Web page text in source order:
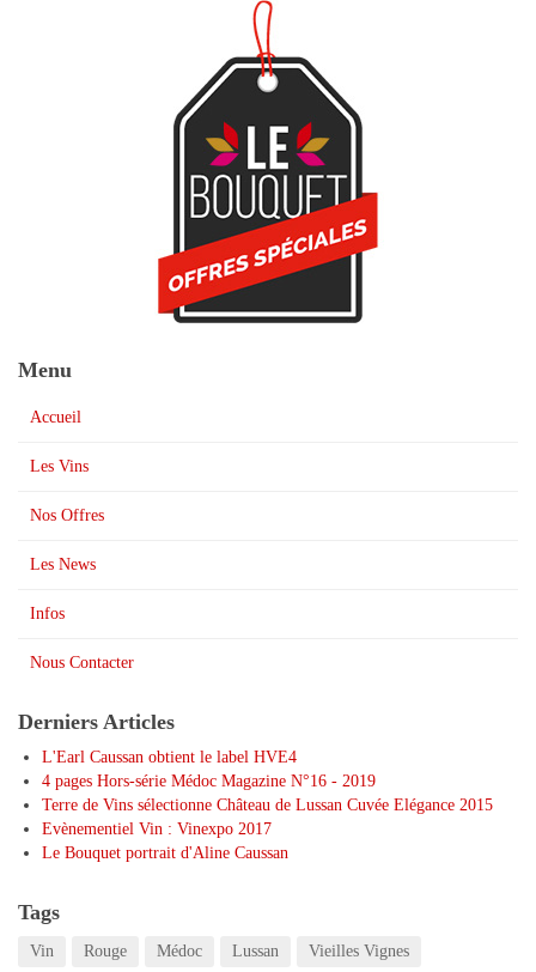
Menu
Accueil
Les Vins
Nos Offres
Les News
Infos
Nous Contacter
Derniers Articles
L'Earl Caussan obtient le label HVE4
4 pages Hors-série Médoc Magazine N°16 - 2019
Terre de Vins sélectionne Château de Lussan Cuvée Elégance 2015
Evènementiel Vin : Vinexpo 2017
Le Bouquet portrait d'Aline Caussan
Tags
Vin Rouge Médoc Lussan Vieilles Vignes